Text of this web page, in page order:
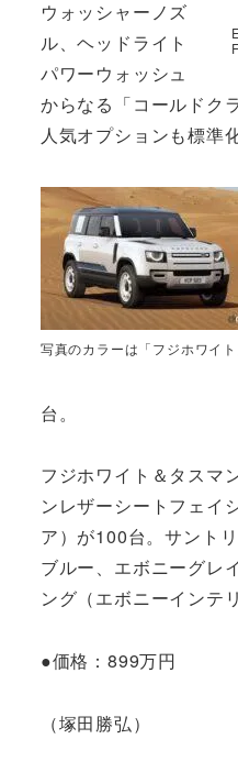
ウォッシャーノズ
ル、ヘッドライト
パワーウォッシュ
からなる「コールドク
人気オプションも標準
写真のカラーは「フジホワイト
台。
フジホワイト＆タスマ
ンレザーシートフェイ
ア）が100台。サント
ブルー、エボニーグレ
ング（エボニーインテ
●価格：899万円
（塚田勝弘）